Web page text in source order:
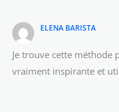
ELENA BARISTA
Je trouve cette méthode
vraiment inspirante et